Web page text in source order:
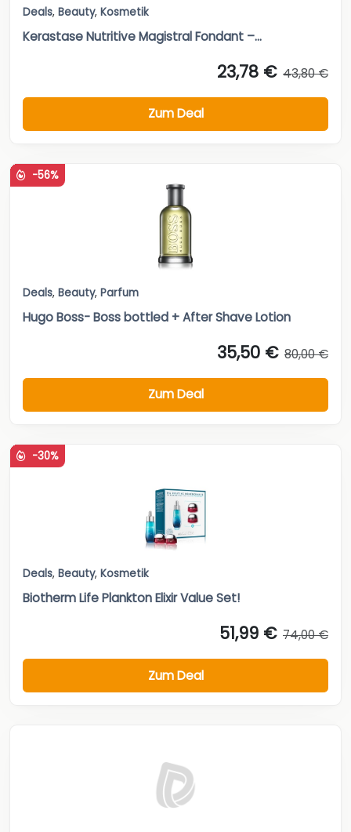
Deals, Beauty, Kosmetik
Kerastase Nutritive Magistral Fondant –...
23,78 € 43,80 €
Zum Deal
-56%
Deals, Beauty, Parfum
Hugo Boss- Boss bottled + After Shave Lotion
35,50 € 80,00 €
Zum Deal
-30%
Deals, Beauty, Kosmetik
Biotherm Life Plankton Elixir Value Set!
51,99 € 74,00 €
Zum Deal